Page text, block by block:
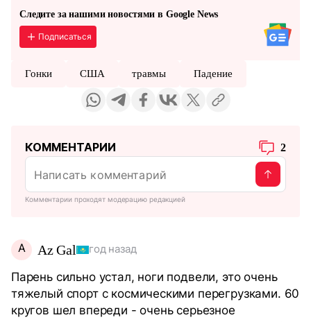
Следите за нашими новостями в Google News
Подписаться
Гонки США травмы Падение
КОММЕНТАРИИ 2
Комментарии проходят модерацию редакцией
A Az Gal год назад
Парень сильно устал, ноги подвели, это очень
тяжелый спорт с космическими перегрузками. 60
кругов шел впереди - очень серьезное